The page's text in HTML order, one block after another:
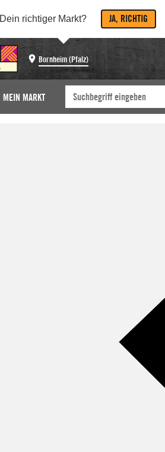
Dein richtiger Markt? JA, RICHTIG
Bornheim (Pfalz)
MEIN MARKT